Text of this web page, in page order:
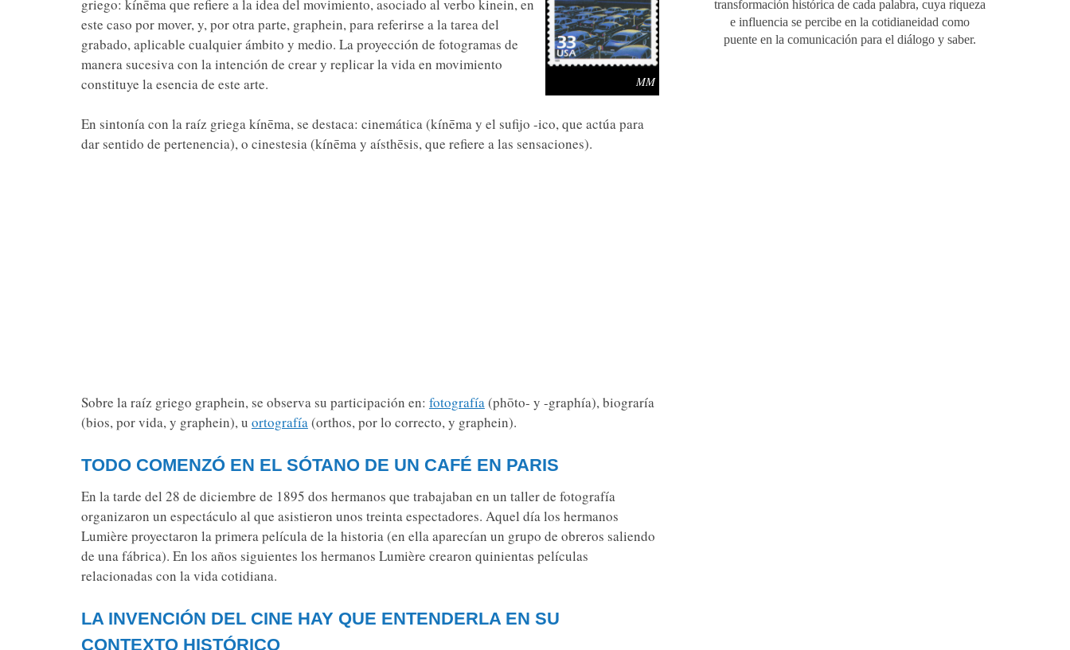
MM
griego: kínēma que refiere a la idea del movimiento, asociado al verbo kinein, en
este caso por mover, y, por otra parte, graphein, para referirse a la tarea del
grabado, aplicable cualquier ámbito y medio. La proyección de fotogramas de
manera sucesiva con la intención de crear y replicar la vida en movimiento
constituye la esencia de este arte.
En sintonía con la raíz griega kínēma, se destaca: cinemática (kínēma y el sufijo -ico, que actúa para
dar sentido de pertenencia), o cinestesia (kínēma y aísthēsis, que refiere a las sensaciones).
Sobre la raíz griego graphein, se observa su participación en: fotografía(phōto- y -graphía), biograría
(bios, por vida, y graphein), u ortografía(orthos, por lo correcto, y graphein).
TODO COMENZÓ EN EL SÓTANO DE UN CAFÉ EN PARIS
En la tarde del 28 de diciembre de 1895 dos hermanos que trabajaban en un taller de fotografía
organizaron un espectáculo al que asistieron unos treinta espectadores. Aquel día los hermanos
Lumière proyectaron la primera película de la historia (en ella aparecían un grupo de obreros saliendo
de una fábrica). En los años siguientes los hermanos Lumière crearon quinientas películas
relacionadas con la vida cotidiana.
LA INVENCIÓN DEL CINE HAY QUE ENTENDERLA EN SU
CONTEXTO HISTÓRICO
transformación histórica de cada palabra, cuya riqueza
e influencia se percibe en la cotidianeidad como
puente en la comunicación para el diálogo y saber.